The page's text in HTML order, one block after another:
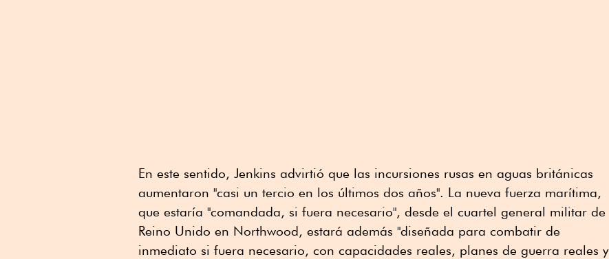
En este sentido, Jenkins advirtió que las incursiones rusas en aguas británicas
aumentaron "casi un tercio en los últimos dos años". La nueva fuerza marítima,
que estaría "comandada, si fuera necesario", desde el cuartel general militar de
Reino Unido en Northwood, estará además "diseñada para combatir de
inmediato si fuera necesario, con capacidades reales, planes de guerra reales y